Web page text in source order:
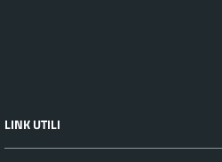
LINK UTILI